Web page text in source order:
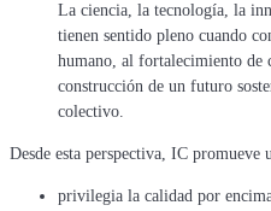
La ciencia, la tecnología, la
tienen sentido pleno cuando
humano, al fortalecimiento de
construcción de un futuro
colectivo.
Desde esta perspectiva, IC promueve
privilegia la calidad por